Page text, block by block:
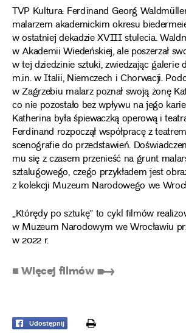
TVP Kultura: Ferdinand Georg
malarzem akademickim okresu
w ostatniej dekadzie XVIII stulecia.
w Akademii Wiedeńskiej, ale poszerzał
w tej dziedzinie sztuki, zwiedzając galerie
m.in. w Italii, Niemczech i Chorwacji.
w Zagrzebiu malarz poznał swoją żonę
co nie pozostało bez wpływu na jego
Katherina była śpiewaczką operową i
Ferdinand rozpoczął współpracę z
scenografie do przedstawień.
mu się z czasem przenieść na grunt
sztalugowego, czego przykładem jest
z kolekcji Muzeum Narodowego we
„Którędy po sztukę” to cykl filmów
w Muzeum Narodowym we Wrocławiu
w 2022 r.
■ Więcej filmów ➸
Udostępnij print